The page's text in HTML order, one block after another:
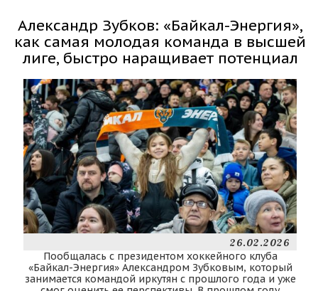
Александр Зубков: «Байкал-Энергия»,
как самая молодая команда в высшей
лиге, быстро наращивает потенциал
26.02.2026
Пообщалась с президентом хоккейного клуба
«Байкал-Энергия» Александром Зубковым, который
занимается командой иркутян с прошлого года и уже